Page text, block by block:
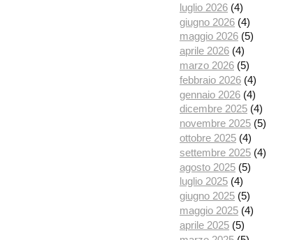
luglio 2026 (4)
giugno 2026 (4)
maggio 2026 (5)
aprile 2026 (4)
marzo 2026 (5)
febbraio 2026 (4)
gennaio 2026 (4)
dicembre 2025 (4)
novembre 2025 (5)
ottobre 2025 (4)
settembre 2025 (4)
agosto 2025 (5)
luglio 2025 (4)
giugno 2025 (5)
maggio 2025 (4)
aprile 2025 (5)